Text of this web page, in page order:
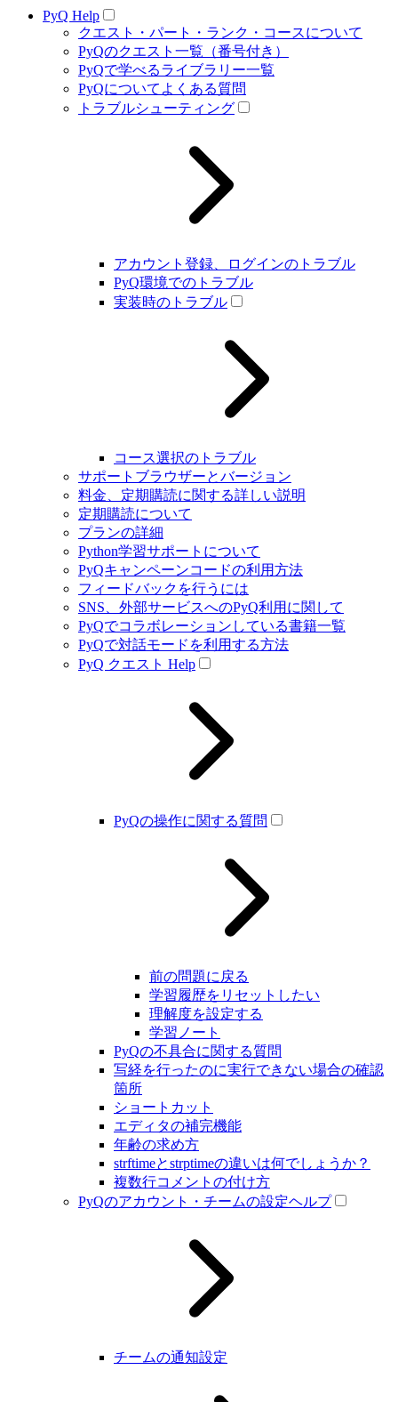
PyQ Help
クエスト・パート・ランク・コースについて
PyQのクエスト一覧（番号付き）
PyQで学べるライブラリー一覧
PyQについてよくある質問
トラブルシューティング
アカウント登録、ログインのトラブル
PyQ環境でのトラブル
実装時のトラブル
コース選択のトラブル
サポートブラウザーとバージョン
料金、定期購読に関する詳しい説明
定期購読について
プランの詳細
Python学習サポートについて
PyQキャンペーンコードの利用方法
フィードバックを行うには
SNS、外部サービスへのPyQ利用に関して
PyQでコラボレーションしている書籍一覧
PyQで対話モードを利用する方法
PyQ クエスト Help
PyQの操作に関する質問
前の問題に戻る
学習履歴をリセットしたい
理解度を設定する
学習ノート
PyQの不具合に関する質問
写経を行ったのに実行できない場合の確認
箇所
ショートカット
エディタの補完機能
年齢の求め方
strftimeとstrptimeの違いは何でしょうか？
複数行コメントの付け方
PyQのアカウント・チームの設定ヘルプ
チームの通知設定